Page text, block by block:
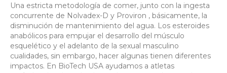
Una estricta metodología de comer, junto con la ingesta
concurrente de Nolvadex-D y Proviron , básicamente, la
disminución de mantenimiento del agua. Los esteroides
anabólicos para empujar el desarrollo del músculo
esquelético y el adelanto de la sexual masculino
cualidades, sin embargo, hacer algunas tienen diferentes
impactos. En BioTech USA ayudamos a atletas